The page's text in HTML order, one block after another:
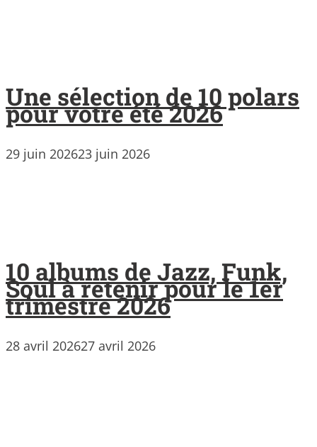
Une sélection de 10 polars
pour votre été 2026
29 juin 202623 juin 2026
10 albums de Jazz, Funk,
Soul à retenir pour le 1er
trimestre 2026
28 avril 202627 avril 2026